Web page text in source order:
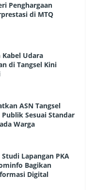
Penghargaan
di MTQ
Udara
di Tangsel Kini
ASN Tangsel
Sesuai Standar
Warga
Lapangan PKA
Bagikan
Digital